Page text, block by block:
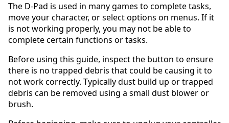
The D-Pad is used in many games to complete tasks,
move your character, or select options on menus. If it
is not working properly, you may not be able to
complete certain functions or tasks.
Before using this guide, inspect the button to ensure
there is no trapped debris that could be causing it to
not work correctly. Typically dust build up or trapped
debris can be removed using a small dust blower or
brush.